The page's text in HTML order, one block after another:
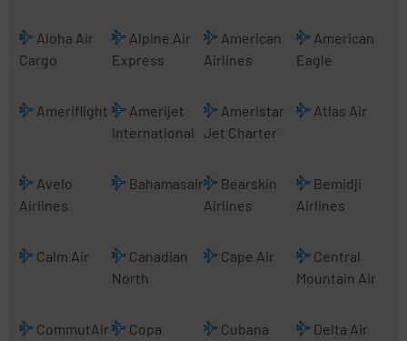
Aloha Air
Cargo
Alpine Air
Express
American
Airlines
American
Eagle
Ameriflight
Amerijet
International
Ameristar
Jet Charter
Atlas Air
Avelo
Airlines
Bahamasair
Bearskin
Airlines
Bemidji
Airlines
Calm Air
Canadian
North
Cape Air
Central
Mountain Air
CommutAir
Copa
Cubana
Delta Air